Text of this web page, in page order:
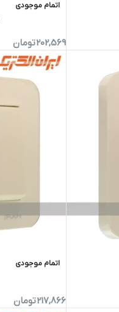
اتمام موجودی
202,569تومان
اتمام موجودی
217,866تومان